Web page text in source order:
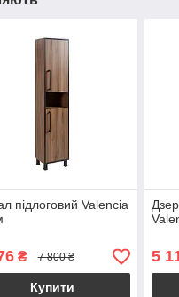
підлоговий Valencia
₴ 7 800 ₴
Купити
5